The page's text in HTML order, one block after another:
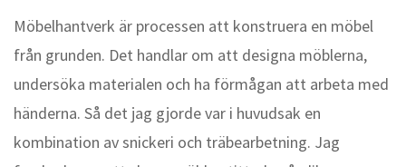
Möbelhantverk är processen att konstruera en möbel
från grunden. Det handlar om att designa möblerna,
undersöka materialen och ha förmågan att arbeta med
händerna. Så det jag gjorde var i huvudsak en
kombination av snickeri och träbearbetning. Jag